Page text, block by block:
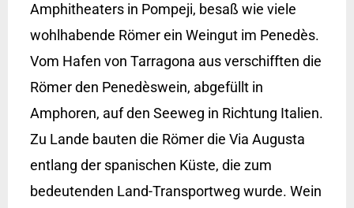
Amphitheaters in Pompeji, besaß wie viele
wohlhabende Römer ein Weingut im Penedès.
Vom Hafen von Tarragona aus verschifften die
Römer den Penedèswein, abgefüllt in
Amphoren, auf den Seeweg in Richtung Italien.
Zu Lande bauten die Römer die Via Augusta
entlang der spanischen Küste, die zum
bedeutenden Land-Transportweg wurde. Wein